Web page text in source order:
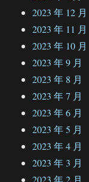
2023 年 12 月
2023 年 11 月
2023 年 10 月
2023 年 9 月
2023 年 8 月
2023 年 7 月
2023 年 6 月
2023 年 5 月
2023 年 4 月
2023 年 3 月